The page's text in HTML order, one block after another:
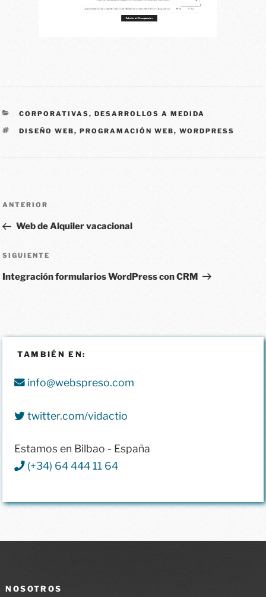
CORPORATIVAS, DESARROLLOS A MEDIDA
DISEÑO WEB, PROGRAMACIÓN WEB, WORDPRESS
ANTERIOR
Web de Alquiler vacacional
SIGUIENTE
Integración formularios WordPress con CRM
TAMBIÉN EN:
info@webspreso.com
twitter.com/vidactio
Estamos en Bilbao - España
(+34) 64 444 11 64
NOSOTROS